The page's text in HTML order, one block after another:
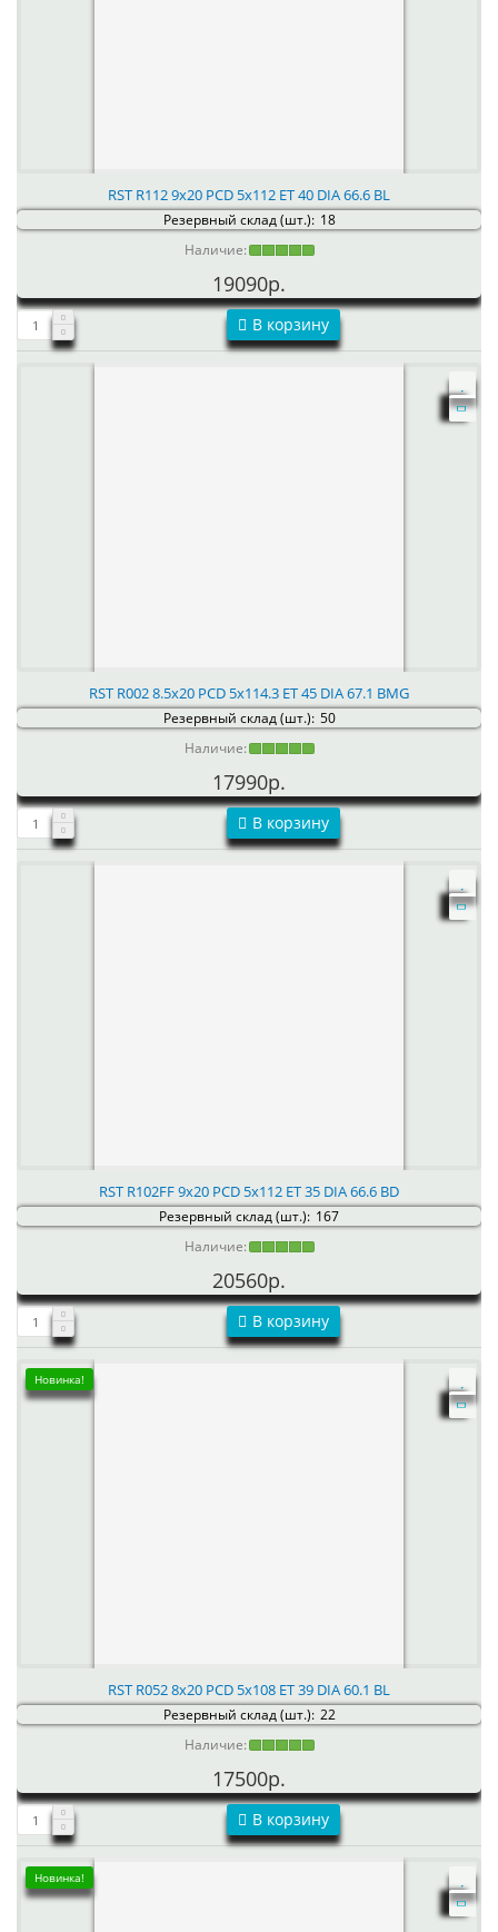
RST R112 9x20 PCD 5x112 ET 40 DIA 66.6 BL
Резервный склад (шт.): 18
Наличие:
19090р.
В корзину
RST R002 8.5x20 PCD 5x114.3 ET 45 DIA 67.1 BMG
Резервный склад (шт.): 50
Наличие:
17990р.
В корзину
RST R102FF 9x20 PCD 5x112 ET 35 DIA 66.6 BD
Резервный склад (шт.): 167
Наличие:
20560р.
В корзину
Новинка!
RST R052 8x20 PCD 5x108 ET 39 DIA 60.1 BL
Резервный склад (шт.): 22
Наличие:
17500р.
В корзину
Новинка!